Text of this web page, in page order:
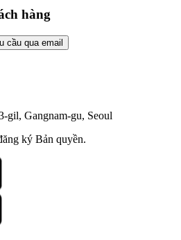
hàng
cầu qua email
gil, Gangnam-gu, Seoul
ký Bản quyền.